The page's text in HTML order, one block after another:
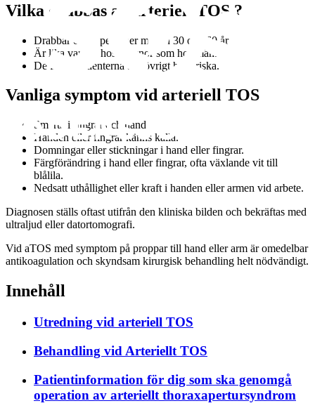
Vilka drabbas av arteriell TOS ?
Drabbar oftast personer mellan 30 och 60 år
Är lika vanligt hos kvinnor som hos män.
De flesta patienterna är i övrigt helt friska.
Vanliga symptom vid arteriell TOS
Smärta i fingrar och hand.
Handen eller fingrar känns kalla.
Domningar eller stickningar i hand eller fingrar.
Färgförändring i hand eller fingrar, ofta växlande vit till
blålila.
Nedsatt uthållighet eller kraft i handen eller armen vid arbete.
Diagnosen ställs oftast utifrån den kliniska bilden och bekräftas med
ultraljud eller datortomografi.
Vid aTOS med symptom på proppar till hand eller arm är omedelbar
antikoagulation och skyndsam kirurgisk behandling helt nödvändigt.
Innehåll
Utredning vid arteriell TOS
Behandling vid Arteriellt TOS
Patientinformation för dig som ska genomgå
operation av arteriellt thoraxapertursyndrom